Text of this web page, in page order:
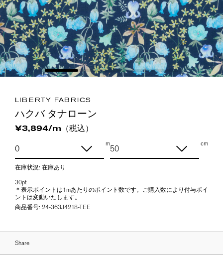
LIBERTY FABRICS
ハクバ タナローン
¥3,894/m（税込）
m cm
在庫状況: 在庫あり
30pt
＊表示ポイントは1mあたりのポイント数です。ご購入数により付与ポイ
ントは変動いたします。
商品番号: 24-363J4218-TEE
Share